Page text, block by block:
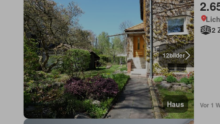
12bilder
Haus
2
Vor 1